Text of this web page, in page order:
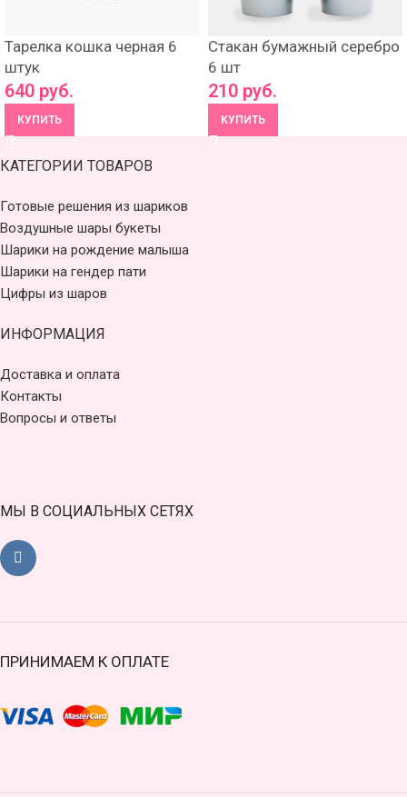
Тарелка кошка черная 6
штук
640 руб.
КУПИТЬ
Стакан бумажный серебро
6 шт
210 руб.
КУПИТЬ
КАТЕГОРИИ ТОВАРОВ
Готовые решения из шариков
Воздушные шары букеты
Шарики на рождение малыша
Шарики на гендер пати
Цифры из шаров
ИНФОРМАЦИЯ
Доставка и оплата
Контакты
Вопросы и ответы
МЫ В СОЦИАЛЬНЫХ СЕТЯХ
ПРИНИМАЕМ К ОПЛАТЕ